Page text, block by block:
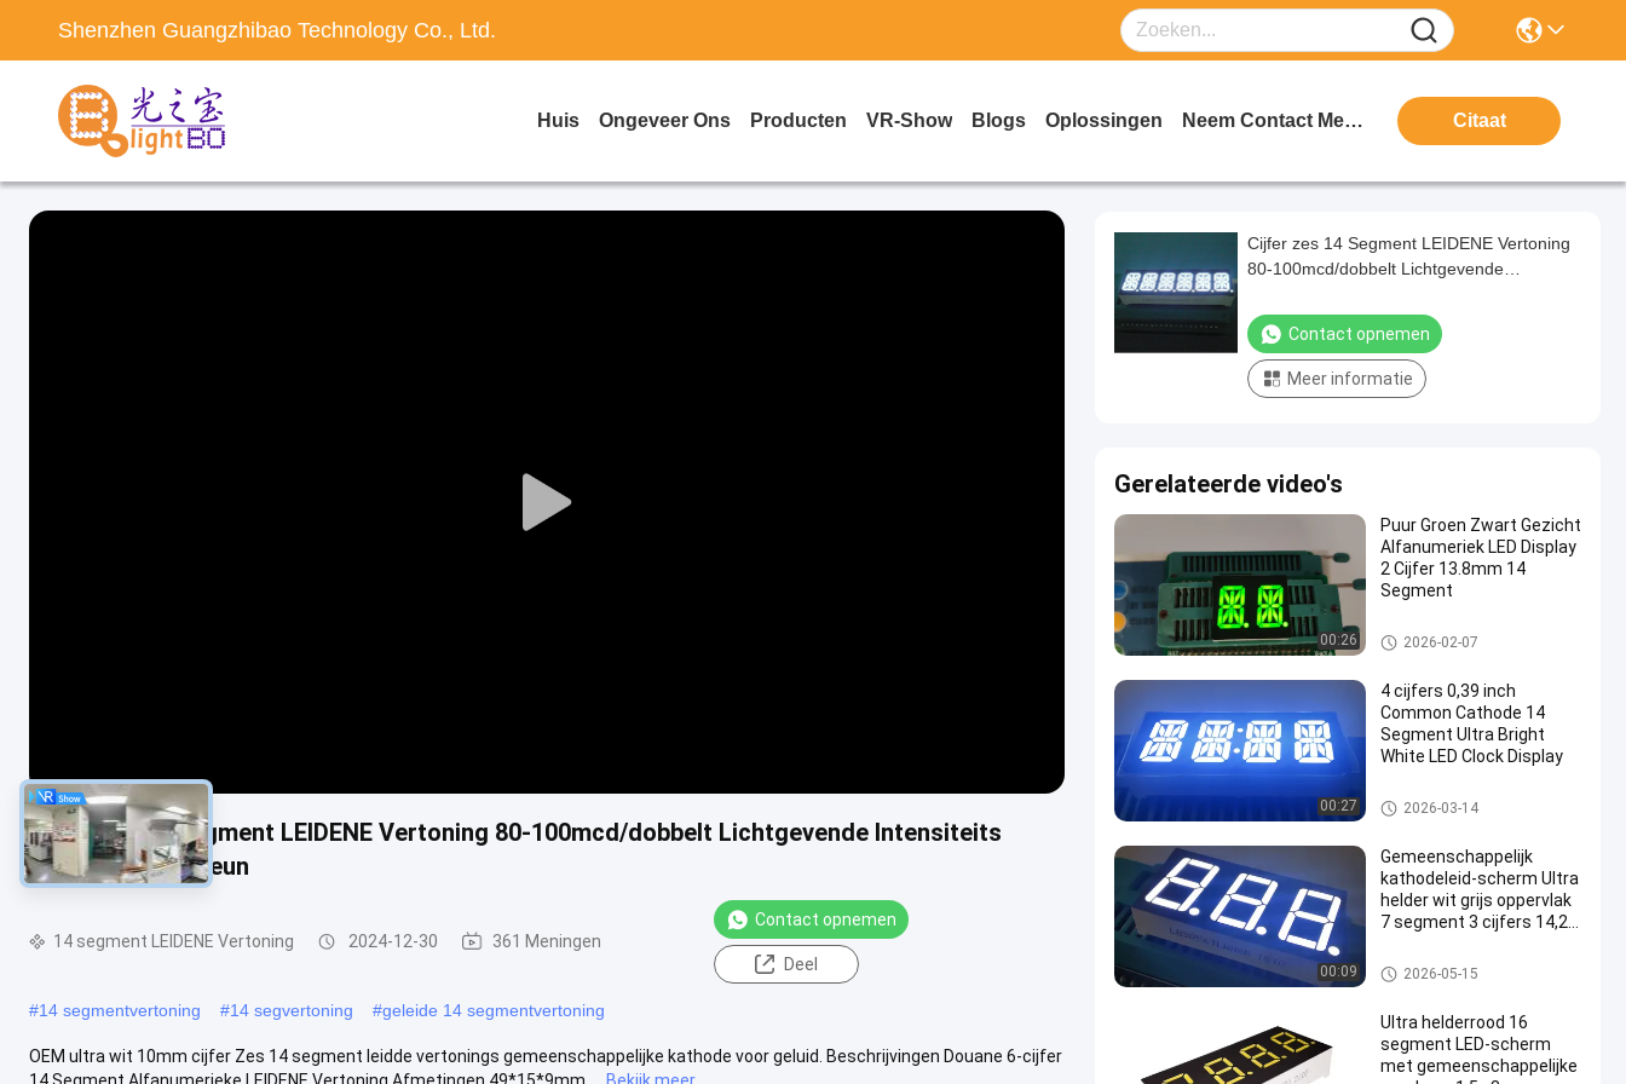
Shenzhen Guangzhibao Technology Co., Ltd.
Huis Ongeveer Ons Producten VR-Show Blogs Oplossingen Neem Contact Met Ons Op Citaat
Play
Cijfer zes 14 Segment LEIDENE Vertoning 80-100mcd/dobbelt Lichtgevende Intensiteits
Gemakkelijke Steun
14 segment LEIDENE Vertoning 2024-12-30 361 Meningen
Contact opnemen
Deel
#14 segmentvertoning #14 segvertoning #geleide 14 segmentvertoning
OEM ultra wit 10mm cijfer Zes 14 segment leidde vertonings gemeenschappelijke kathode voor geluid. Beschrijvingen Douane 6-cijfer
14 Segment Alfanumerieke LEIDENE Vertoning Afmetingen 49*15*9mm ...
Bekijk meer
Cijfer zes 14 Segment LEIDENE Vertoning
80-100mcd/dobbelt Lichtgevende
Contact opnemen
Meer informatie
Gerelateerde video's
00:26
Puur Groen Zwart Gezicht
Alfanumeriek LED Display
2 Cijfer 13.8mm 14
Segment
14 segment LEIDENE Vertonin
g
2026-02-07
00:27
4 cijfers 0,39 inch
Common Cathode 14
Segment Ultra Bright
White LED Clock Display
7 segment LEIDENE Vertoning
2026-03-14
00:09
Gemeenschappelijk
kathodeleid-scherm Ultra
helder wit grijs oppervlak
7 segment 3 cijfers 14,2
temperatuurcontroller
7 segment LEIDENE Vertoning
2026-05-15
Ultra helderrood 16
segment LED-scherm
met gemeenschappelijke